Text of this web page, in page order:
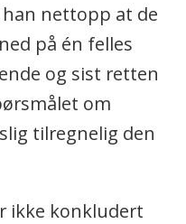
nettopp at de
på én felles
og sist retten
om
tilregnelig den
ikke konkludert